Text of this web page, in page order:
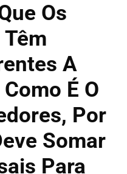
Os
A
É O
Por
Somar
Para